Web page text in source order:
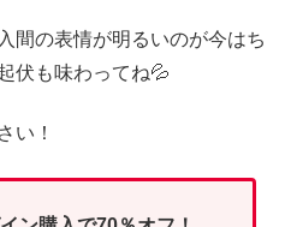
間の表情が明るいのが今はち
伏も味わってね💦
い！